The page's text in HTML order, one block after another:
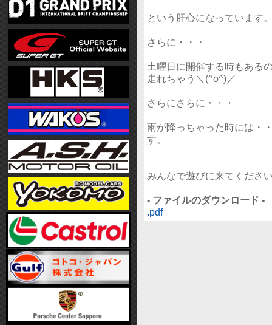
という肝心になっています
さらに・・・
土曜日に開催する時もあ
走れちゃう＼(^o^)／
さらにさらに・・・
雨が降っちゃった時には
す。
みんなで遊びに来てくださ
- ファイルのダウンロード -
.pdf